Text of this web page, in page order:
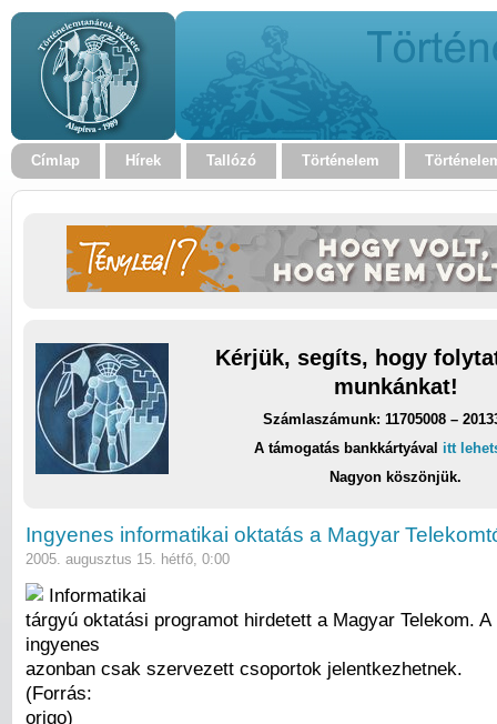
Címlap Hírek Tallózó Történelem
Kérjük, segíts, hogy
munkánkat!
Számlaszámunk: 11705008 –
A támogatás bankkártyával itt
Nagyon köszönjük.
Ingyenes informatikai oktatás a Magyar
2005. augusztus 15. hétfő, 0:00
Informatikai
tárgyú oktatási programot hirdetett a Magyar Telekom. A
ingyenes
azonban csak szervezett csoportok jelentkezhetnek.
(Forrás:
origo)